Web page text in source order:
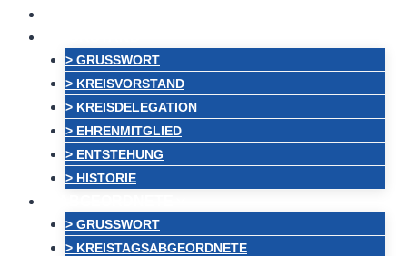
> GRUSSWORT
> KREISVORSTAND
> KREISDELEGATION
> EHRENMITGLIED
> ENTSTEHUNG
> HISTORIE
> GRUSSWORT
> KREISTAGSABGEORDNETE